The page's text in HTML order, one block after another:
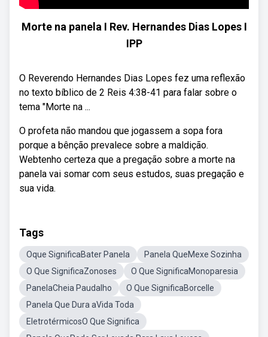
Morte na panela I Rev. Hernandes Dias Lopes I
IPP
O Reverendo Hernandes Dias Lopes fez uma reflexão
no texto bíblico de 2 Reis 4:38-41 para falar sobre o
tema "Morte na ...
O profeta não mandou que jogassem a sopa fora
porque a bênção prevalece sobre a maldição.
Webtenho certeza que a pregação sobre a morte na
panela vai somar com seus estudos, suas pregação e
sua vida.
Tags
Oque SignificaBater Panela
Panela QueMexe Sozinha
O Que SignificaZonoses
O Que SignificaMonoparesia
PanelaCheia Paudalho
O Que SignificaBorcelle
Panela Que Dura aVida Toda
EletrotérmicosO Que Significa